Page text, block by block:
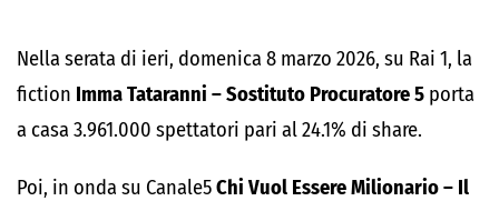
Nella serata di ieri, domenica 8 marzo 2026, su Rai 1, la
fiction Imma Tataranni – Sostituto Procuratore 5 porta
a casa 3.961.000 spettatori pari al 24.1% di share.
Poi, in onda su Canale5Chi Vuol Essere Milionario – Il